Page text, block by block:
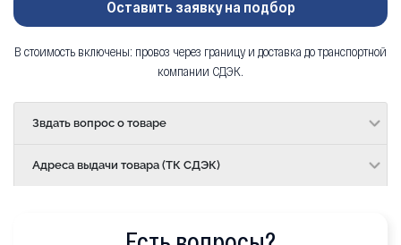
Оставить заявку на подбор
В стоимость включены: провоз через границу и доставка до транспортной
компании СДЭК.
Звдать вопрос о товаре
Адреса выдачи товара (ТК СДЭК)